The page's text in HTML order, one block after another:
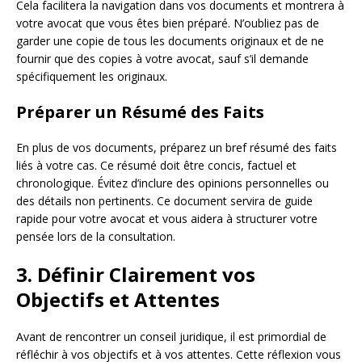
Cela facilitera la navigation dans vos documents et montrera à
votre avocat que vous êtes bien préparé. N’oubliez pas de
garder une copie de tous les documents originaux et de ne
fournir que des copies à votre avocat, sauf s’il demande
spécifiquement les originaux.
Préparer un Résumé des Faits
En plus de vos documents, préparez un bref résumé des faits
liés à votre cas. Ce résumé doit être concis, factuel et
chronologique. Évitez d’inclure des opinions personnelles ou
des détails non pertinents. Ce document servira de guide
rapide pour votre avocat et vous aidera à structurer votre
pensée lors de la consultation.
3. Définir Clairement vos
Objectifs et Attentes
Avant de rencontrer un conseil juridique, il est primordial de
réfléchir à vos objectifs et à vos attentes. Cette réflexion vous